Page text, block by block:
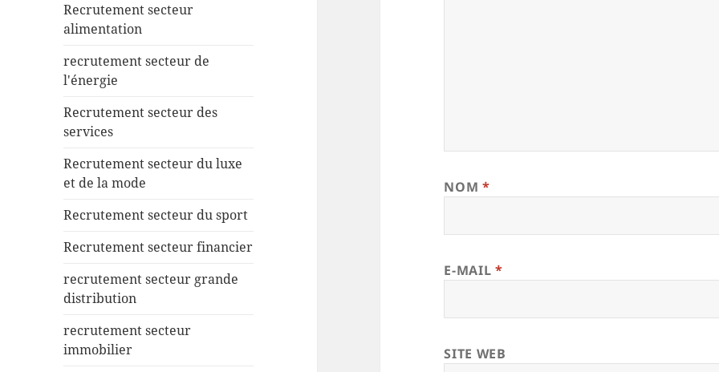
Recrutement secteur
alimentation
recrutement secteur de
l'énergie
Recrutement secteur des
services
Recrutement secteur du luxe
et de la mode
Recrutement secteur du sport
Recrutement secteur financier
recrutement secteur grande
distribution
recrutement secteur
immobilier
NOM *
E-MAIL *
SITE WEB